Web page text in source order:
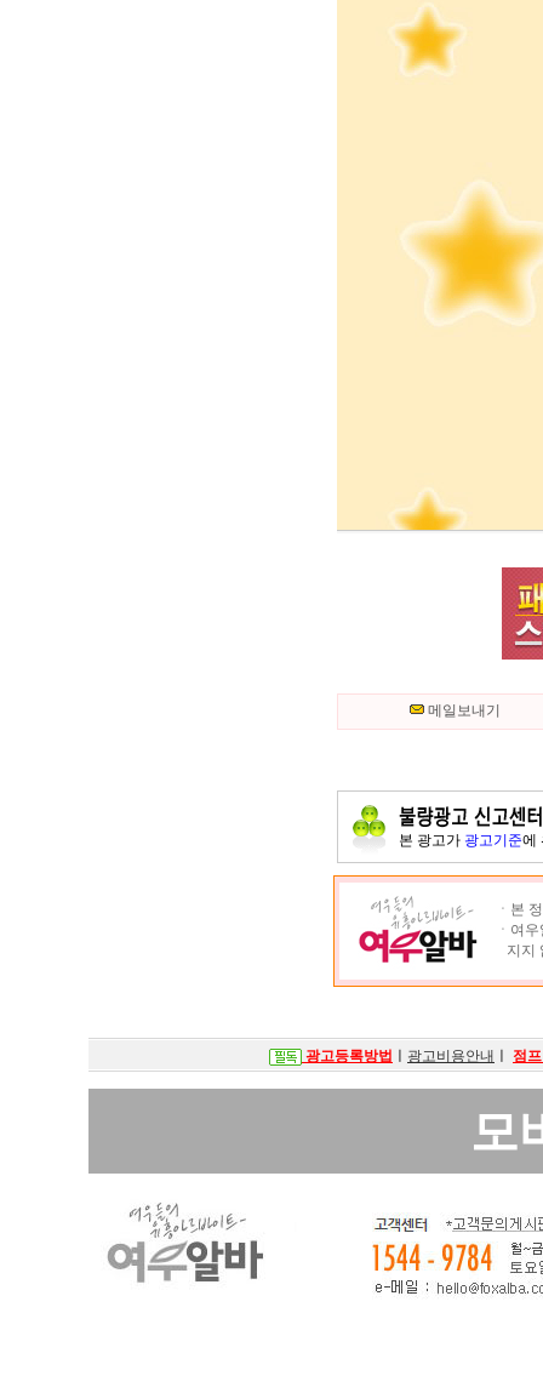
메일보내기
본 광고가 광고기준에
ㆍ본
ㆍ여
지지
광고등록방법 광고비용안내 점
모